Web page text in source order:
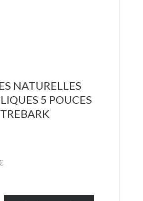
NATURELLES
5 POUCES
TREBARK